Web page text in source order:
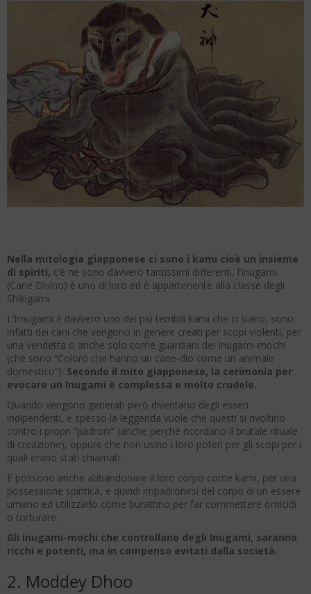
Nella mitologia giapponese ci sono i kami cioè un insieme
di spiriti, c’è ne sono davvero tantissimi differenti, l’Inugami
(Cane Divino) è uno di loro ed è appartenente alla classe degli
Shikigami.
L’Imugami è davvero uno dei più terribili kami che ci siano, sono
infatti dei cani che vengono in genere creati per scopi violenti, per
una vendetta o anche solo come guardiani dei Inugami-mochi
(che sono “Coloro che hanno un cane-dio come un animale
domestico”). Secondo il mito giapponese, la cerimonia per
evocare un Inugami è complessa e molto crudele.
Quando vengono generati però diventano degli esseri
indipendenti, e spesso la leggenda vuole che questi si rivoltino
contro i propri “padroni” (anche perché ricordano il brutale rituale
di creazione), oppure che non usino i loro poteri per gli scopi per i
quali erano stati chiamati.
E possono anche abbandonare il loro corpo come kami, per una
possessione spiritica, e quindi impadronirsi del corpo di un essere
umano ed utilizzarlo come burattino per far commettere omicidi
o torturare.
Gli inugami-mochi che controllano degli Inugami, saranno
ricchi e potenti, ma in compenso evitati dalla società.
2. Moddey Dhoo